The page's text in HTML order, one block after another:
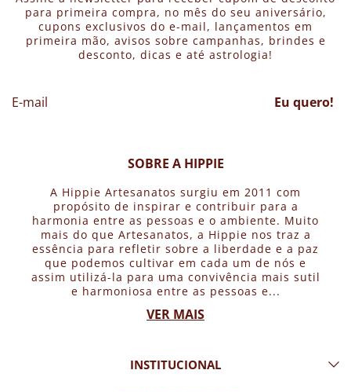
para primeira compra, no mês do seu aniversário,
cupons exclusivos do e-mail, lançamentos em
primeira mão, avisos sobre campanhas, brindes e
desconto, dicas e até astrologia!
Eu quero!
SOBRE A HIPPIE
A Hippie Artesanatos surgiu em 2011 com
propósito de inspirar e contribuir para a
harmonia entre as pessoas e o ambiente. Muito
mais do que Artesanatos, a Hippie nos traz a
essência para refletir sobre a liberdade e a paz
que podemos cultivar em cada um de nós e
assim utilizá-la para uma convivência mais sutil
e harmoniosa entre as pessoas e...
VER MAIS
INSTITUCIONAL